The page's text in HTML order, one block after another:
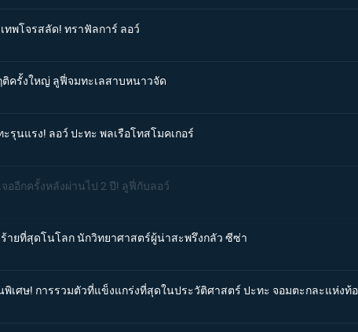
ทพโจรสลัด! ทราฟัลการ์ ลอว์
ติครั้งใหญ่ ลูฟี่จมทะเลสาบหนาวจัด
รุนแรง! ลอว์ ปะทะ พลเรือโทสโมคเกอร์
ออีกครั้งหลังผ่านไป 2 ปี! ลูฟี่กับลอว์
ร้ายที่สุดโนโลก นักวิทยาศาสตร์ผู้น่าสะพรึงกลัว ซีซ่า
พิเศษ! การรวมตัวที่แข็งแกร่งที่สุดในประวัติศาสตร์ ปะทะ จอมตะกละแห่งท้อ